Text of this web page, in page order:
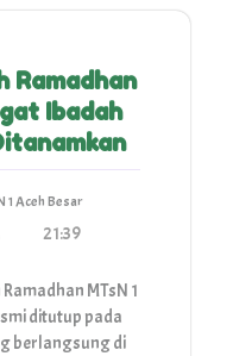
Ramadhan
Ibadah
1 Aceh Besar
21:39
MTsN 1
ditutup pada
berlangsung di